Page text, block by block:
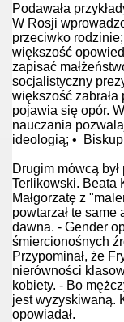
Podawała
W Rosji
przeciwko
większość
zapisać
socjalistyczny
większość
pojawia się opór.
nauczania
ideologią; •
Drugim mówcą
Terlikowski. Beata
Małgorzatę z
powtarzał te same
dawna. - Gender
śmiercionośnych
Przypominał, że
nierówności
kobiety. - Bo
jest wyzyskiwaną.
opowiadał.
2
w Rosji